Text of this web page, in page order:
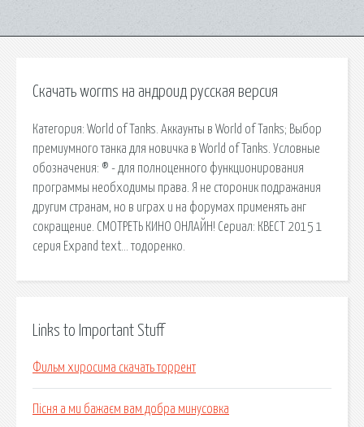
Скачать worms на андроид русская версия
Категория: World of Tanks. Аккаунты в World of Tanks; Выбор
премиумного танка для новичка в World of Tanks. Условные
обозначения: ® - для полноценного функционирования
программы необходимы права. Я не стороник подражания
другим странам, но в играх и на форумах применять анг
сокращение. СМОТРЕТЬ КИНО ОНЛАЙН! Сериал: КВЕСТ 2015 1
серия Expand text… тодоренко.
Links to Important Stuff
Фильм хиросима скачать торрент
Пісня а ми бажаєм вам добра минусовка